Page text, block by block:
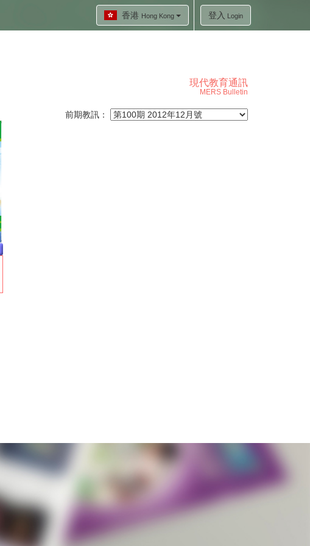
香港 Hong Kong 登入 Login
現代教育通訊
MERS Bulletin
前期教訊：